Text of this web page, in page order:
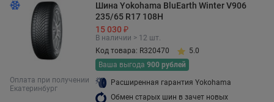
Оплата при получении
Екатеринбург
Шина Yokohama BluEarth Winter V906
235/65 R17 108H
15 030 ₽
В наличии > 12 шт.
Код товара: R320470
5.0
Ваша выгода 900 рублей
Расширенная гарантия Yokohama
Обмен старых шин в зачет новых